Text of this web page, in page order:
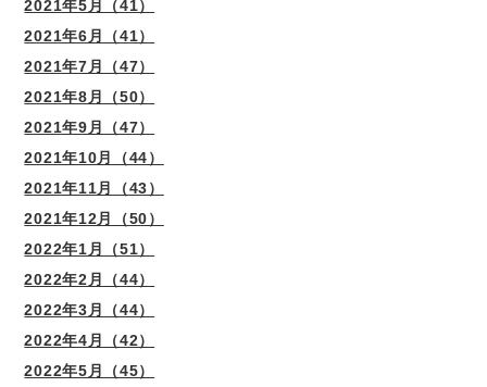
2021年5月（41）
2021年6月（41）
2021年7月（47）
2021年8月（50）
2021年9月（47）
2021年10月（44）
2021年11月（43）
2021年12月（50）
2022年1月（51）
2022年2月（44）
2022年3月（44）
2022年4月（42）
2022年5月（45）